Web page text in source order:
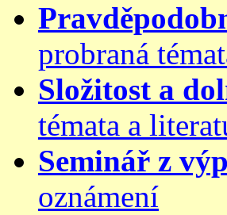
probraná
Složitost a
témata a
Seminář z
oznámení